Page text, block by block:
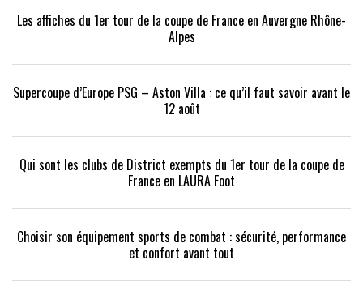
Les affiches du 1er tour de la coupe de France en Auvergne Rhône-
Alpes
Supercoupe d’Europe PSG – Aston Villa : ce qu’il faut savoir avant le
12 août
Qui sont les clubs de District exempts du 1er tour de la coupe de
France en LAURA Foot
Choisir son équipement sports de combat : sécurité, performance
et confort avant tout